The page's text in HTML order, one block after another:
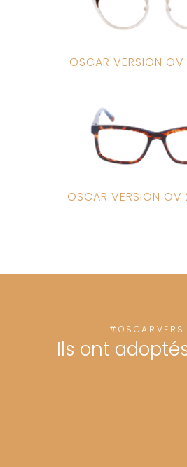
OSCAR VERSION OV
OSCAR VERSION
Ils ont